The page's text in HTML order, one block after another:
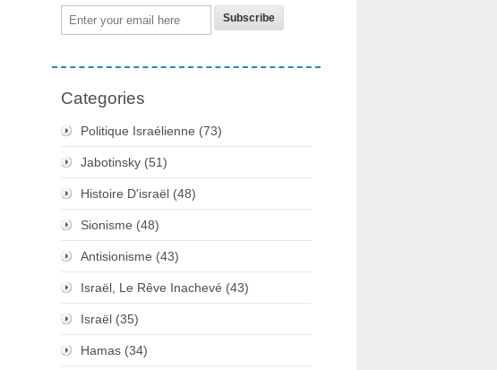
Email
Categories
Politique Israélienne (73)
Jabotinsky (51)
Histoire D'israël (48)
Sionisme (48)
Antisionisme (43)
Israël, Le Rêve Inachevé (43)
Israël (35)
Hamas (34)